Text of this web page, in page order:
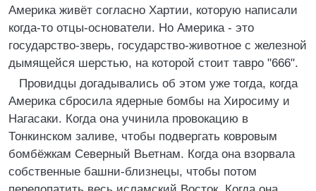
Америка живёт согласно Хартии, которую написали
когда-то отцы-основатели. Но Америка - это
государство-зверь, государство-животное с железной
дымящейся шерстью, на которой стоит тавро "666".
Провидцы догадывались об этом уже тогда, когда
Америка сбросила ядерные бомбы на Хиросиму и
Нагасаки. Когда она учинила провокацию в
Тонкинском заливе, чтобы подвергать ковровым
бомбёжкам Северный Вьетнам. Когда она взорвала
собственные башни-близнецы, чтобы потом